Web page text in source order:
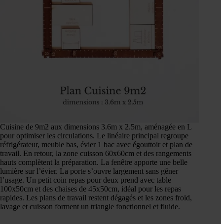
Cuisine de 9m2 aux dimensions 3.6m x 2.5m, aménagée en L
pour optimiser les circulations. Le linéaire principal regroupe
réfrigérateur, meuble bas, évier 1 bac avec égouttoir et plan de
travail. En retour, la zone cuisson 60x60cm et des rangements
hauts complètent la préparation. La fenêtre apporte une belle
lumière sur l’évier. La porte s’ouvre largement sans gêner
l’usage. Un petit coin repas pour deux prend avec table
100x50cm et des chaises de 45x50cm, idéal pour les repas
rapides. Les plans de travail restent dégagés et les zones froid,
lavage et cuisson forment un triangle fonctionnel et fluide.